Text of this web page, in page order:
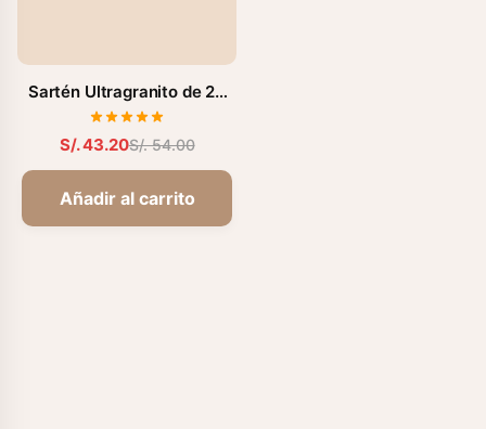
Sartén Ultragranito de 20
cm (FZ-S130M)
S/. 43.20S/. 54.00
Añadir al carrito